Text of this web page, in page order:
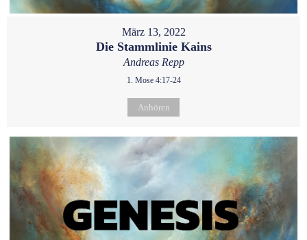
März 13, 2022
Die Stammlinie Kains
Andreas Repp
1. Mose 4:17-24
Anhören